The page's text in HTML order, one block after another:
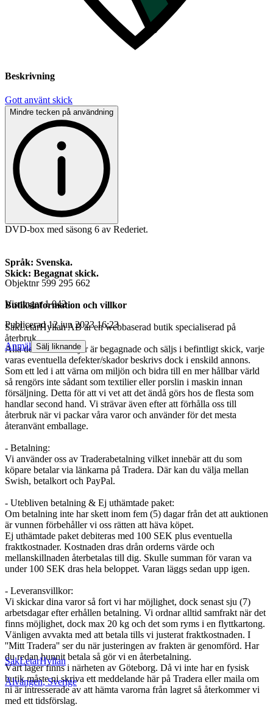
Beskrivning
Gott använt skick
Mindre tecken på användning
DVD-box med säsong 6 av Rederiet.
Språk: Svenska.
Skick: Begagnat skick.
Butiksinformation och villkor
SakLetarHyllan AB är en webbaserad butik specialiserad på
återbruk.
Alla de varor vi säljer är begagnade och säljs i befintligt skick, varje
varas eventuella defekter/skador beskrivs dock i enskild annons.
Som ett led i att värna om miljön och bidra till en mer hållbar värld
så rengörs inte sådant som textilier eller porslin i maskin innan
försäljning. Detta för att vi vet att det ändå görs hos de flesta som
handlar second hand. Vi strävar även efter att förhålla oss till
återbruk när vi packar våra varor och använder för det mesta
återanvänt emballage.
- Betalning:
Vi använder oss av Traderabetalning vilket innebär att du som
köpare betalar via länkarna på Tradera. Där kan du välja mellan
Swish, betalkort och PayPal.
- Utebliven betalning & Ej uthämtade paket:
Om betalning inte har skett inom fem (5) dagar från det att auktionen
är vunnen förbehåller vi oss rätten att häva köpet.
Ej uthämtade paket debiteras med 100 SEK plus eventuella
fraktkostnader. Kostnaden dras drån orderns värde och
mellanskillnaden återbetalas till dig. Skulle summan för varan va
under 100 SEK dras hela beloppet. Varan läggs sedan upp igen.
- Leveransvillkor:
Vi skickar dina varor så fort vi har möjlighet, dock senast sju (7)
arbetsdagar efter erhållen betalning. Vi ordnar alltid samfrakt när det
finns möjlighet, dock max 20 kg och det som ryms i en flyttkartong.
Vänligen avvakta med att betala tills vi justerat fraktkostnaden. I
''Mitt Tradera'' ser du när justeringen av frakten är genomförd. Har
du redan hunnit betala så gör vi en återbetalning.
Vårt lager finns i närheten av Göteborg. Då vi inte har en fysisk
butik måste ni skriva ett meddelande här på Tradera eller maila om
ni är intresserade av att hämta varorna från lagret så återkommer vi
med ett tidsförslag.
Objektnr 599 295 662
Visningar 1 042
Publicerad 12 jun 2023 16:23
Anmäl Sälj liknande
SakLetarHyllan
Älvängen,Sverige